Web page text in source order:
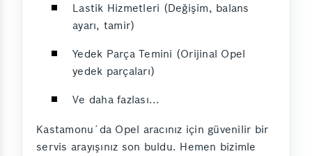
Lastik Hizmetleri (Değişim, balans
ayarı, tamir)
Yedek Parça Temini (Orijinal Opel
yedek parçaları)
Ve daha fazlası...
Kastamonu´da Opel aracınız için güvenilir bir
servis arayışınız son buldu. Hemen bizimle